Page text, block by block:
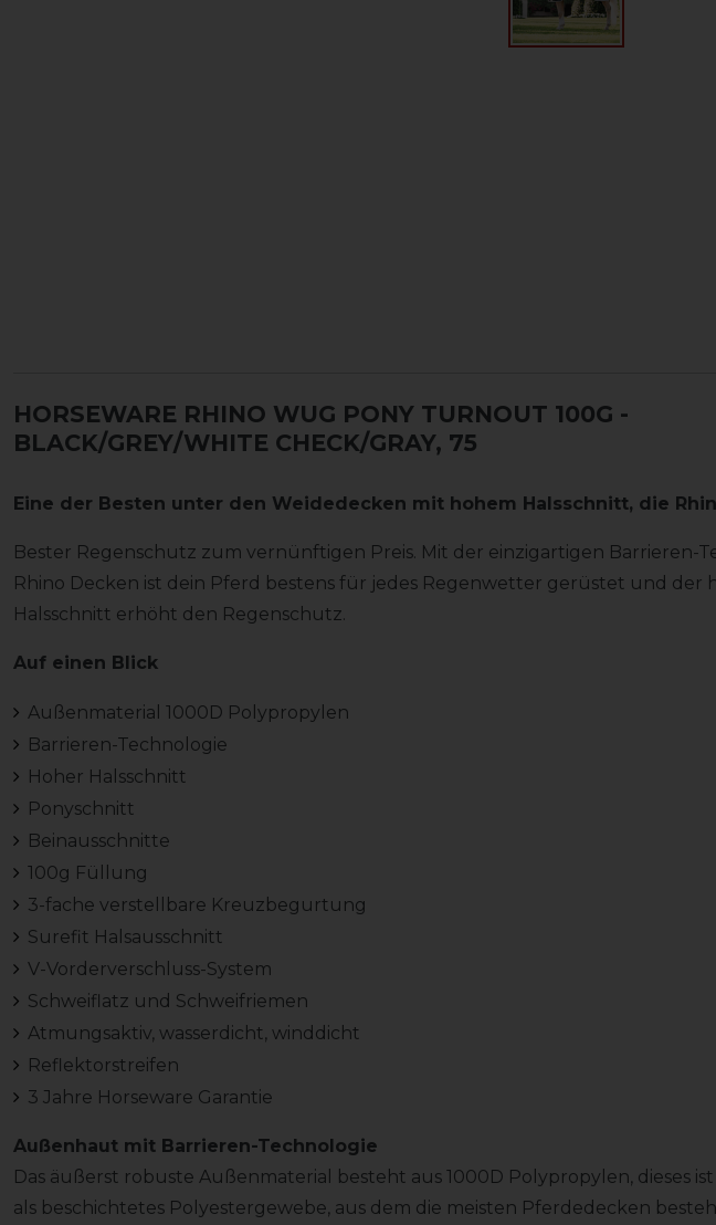
HORSEWARE RHINO WUG PONY TURNOUT 100G -
BLACK/GREY/WHITE CHECK/GRAY, 75
Eine der Besten unter den Weidedecken mit hohem Halsschnitt, die
Bester Regenschutz zum vernünftigen Preis. Mit der einzigartigen Barrieren-
Rhino Decken ist dein Pferd bestens für jedes Regenwetter gerüstet und der
Halsschnitt erhöht den Regenschutz.
Auf einen Blick
Außenmaterial 1000D Polypropylen
Barrieren-Technologie
Hoher Halsschnitt
Ponyschnitt
Beinausschnitte
100g Füllung
3-fache verstellbare Kreuzbegurtung
Surefit Halsausschnitt
V-Vorderverschluss-System
Schweiflatz und Schweifriemen
Atmungsaktiv, wasserdicht, winddicht
Reflektorstreifen
3 Jahre Horseware Garantie
Außenhaut mit Barrieren-Technologie
Das äußerst robuste Außenmaterial besteht aus 1000D Polypropylen, dieses
als beschichtetes Polyestergewebe, aus dem die meisten Pferdedecken